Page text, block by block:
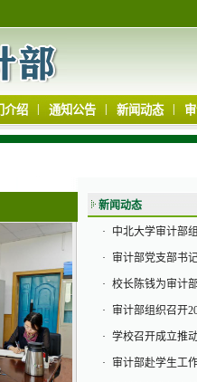
介绍 通知公告 新闻动态
新闻动态
· 中北大学审计部
· 审计部党支部书
· 校长陈钱为审计
· 审计部组织召开
· 学校召开成立推
· 审计部赴学生工